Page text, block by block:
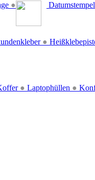
●
Datumstempel
●
● Laptophüllen ●